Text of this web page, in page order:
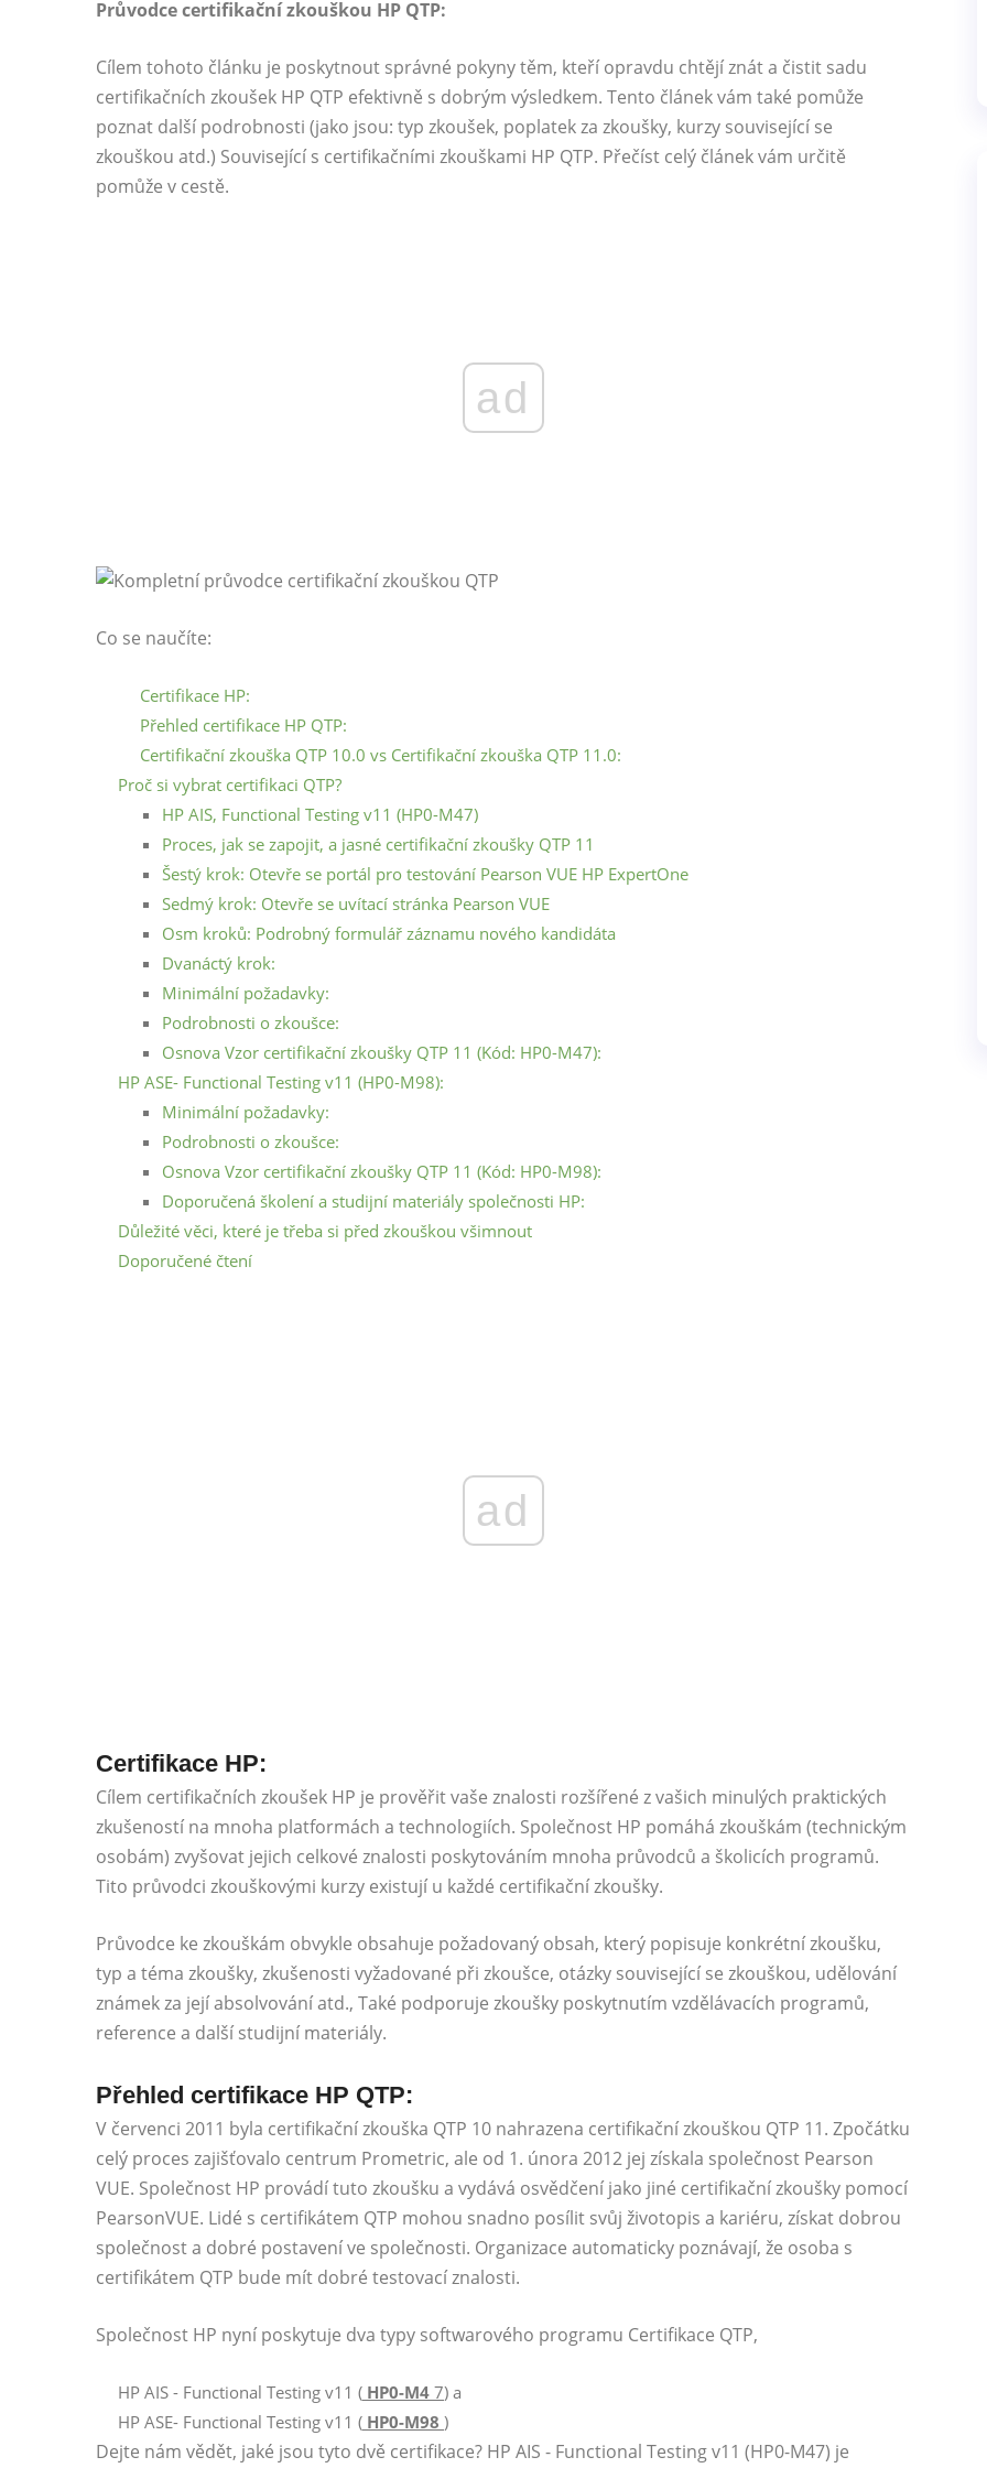
Průvodce certifikační zkouškou HP QTP:
Cílem tohoto článku je poskytnout správné pokyny těm, kteří opravdu chtějí znát a čistit sadu
certifikačních zkoušek HP QTP efektivně s dobrým výsledkem. Tento článek vám také pomůže
poznat další podrobnosti (jako jsou: typ zkoušek, poplatek za zkoušky, kurzy související se
zkouškou atd.) Související s certifikačními zkouškami HP QTP. Přečíst celý článek vám určitě
pomůže v cestě.
ad
Co se naučíte:
Certifikace HP:
Přehled certifikace HP QTP:
Certifikační zkouška QTP 10.0 vs Certifikační zkouška QTP 11.0:
Proč si vybrat certifikaci QTP?
HP AIS, Functional Testing v11 (HP0-M47)
Proces, jak se zapojit, a jasné certifikační zkoušky QTP 11
Šestý krok: Otevře se portál pro testování Pearson VUE HP ExpertOne
Sedmý krok: Otevře se uvítací stránka Pearson VUE
Osm kroků: Podrobný formulář záznamu nového kandidáta
Dvanáctý krok:
Minimální požadavky:
Podrobnosti o zkoušce:
Osnova Vzor certifikační zkoušky QTP 11 (Kód: HP0-M47):
HP ASE- Functional Testing v11 (HP0-M98):
Minimální požadavky:
Podrobnosti o zkoušce:
Osnova Vzor certifikační zkoušky QTP 11 (Kód: HP0-M98):
Doporučená školení a studijní materiály společnosti HP:
Důležité věci, které je třeba si před zkouškou všimnout
Doporučené čtení
ad
Certifikace HP:
Cílem certifikačních zkoušek HP je prověřit vaše znalosti rozšířené z vašich minulých praktických
zkušeností na mnoha platformách a technologiích. Společnost HP pomáhá zkouškám (technickým
osobám) zvyšovat jejich celkové znalosti poskytováním mnoha průvodců a školicích programů.
Tito průvodci zkouškovými kurzy existují u každé certifikační zkoušky.
Průvodce ke zkouškám obvykle obsahuje požadovaný obsah, který popisuje konkrétní zkoušku,
typ a téma zkoušky, zkušenosti vyžadované při zkoušce, otázky související se zkouškou, udělování
známek za její absolvování atd., Také podporuje zkoušky poskytnutím vzdělávacích programů,
reference a další studijní materiály.
Přehled certifikace HP QTP:
V červenci 2011 byla certifikační zkouška QTP 10 nahrazena certifikační zkouškou QTP 11. Zpočátku
celý proces zajišťovalo centrum Prometric, ale od 1. února 2012 jej získala společnost Pearson
VUE. Společnost HP provádí tuto zkoušku a vydává osvědčení jako jiné certifikační zkoušky pomocí
PearsonVUE. Lidé s certifikátem QTP mohou snadno posílit svůj životopis a kariéru, získat dobrou
společnost a dobré postavení ve společnosti. Organizace automaticky poznávají, že osoba s
certifikátem QTP bude mít dobré testovací znalosti.
Společnost HP nyní poskytuje dva typy softwarového programu Certifikace QTP,
HP AIS - Functional Testing v11 ( HP0-M4 7) a
HP ASE- Functional Testing v11 ( HP0-M98 )
Dejte nám vědět, jaké jsou tyto dvě certifikace? HP AIS - Functional Testing v11 (HP0-M47) je